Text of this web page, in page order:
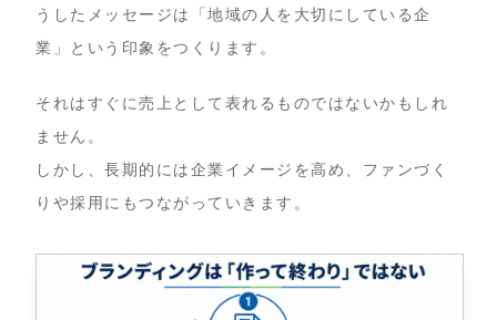
うしたメッセージは「地域の人を大切にしている企
業」という印象をつくります。
それはすぐに売上として表れるものではないかもしれ
ません。
しかし、長期的には企業イメージを高め、ファンづく
りや採用にもつながっていきます。